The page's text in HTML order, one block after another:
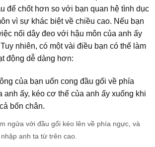
để chốt hơn so với bạn quan hệ tình dục
vì sự khác biệt về chiều cao. Nếu bạn
nối dây đeo với hậu môn của anh ấy
nhiên, có một vài điều bạn có thể làm
động dễ dàng hơn:
của bạn uốn cong đầu gối về phía
ấy, kéo cơ thể của anh ấy xuống khi
bốn chân.
ngửa với đầu gối kéo lên về phía ngực, và
anh ta từ trên cao.